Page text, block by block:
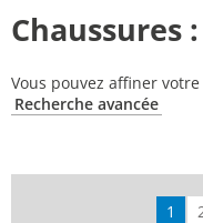
Chaussures
Vous pouvez affiner
Recherche avancée
1